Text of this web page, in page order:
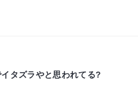
タズラやと思われてる?